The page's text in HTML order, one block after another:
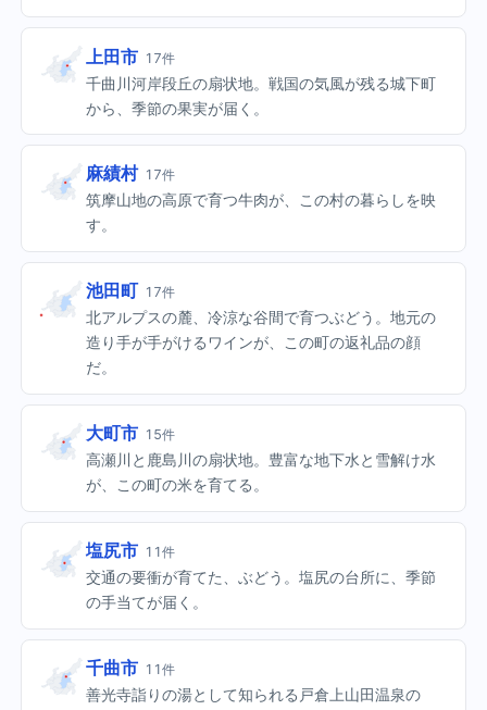
上田市 17件
千曲川河岸段丘の扇状地。戦国の気風が残る城下町
から、季節の果実が届く。
麻績村 17件
筑摩山地の高原で育つ牛肉が、この村の暮らしを映
す。
池田町 17件
北アルプスの麓、冷涼な谷間で育つぶどう。地元の
造り手が手がけるワインが、この町の返礼品の顔
だ。
大町市 15件
高瀬川と鹿島川の扇状地。豊富な地下水と雪解け水
が、この町の米を育てる。
塩尻市 11件
交通の要衝が育てた、ぶどう。塩尻の台所に、季節
の手当てが届く。
千曲市 11件
善光寺詣りの湯として知られる戸倉上山田温泉の